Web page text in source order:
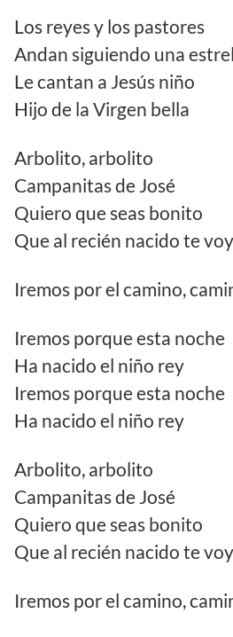
Los reyes y los pastores
Andan siguiendo una
Le cantan a Jesús niño
Hijo de la Virgen bella
Arbolito, arbolito
Campanitas de José
Quiero que seas bonito
Que al recién nacido te
Iremos por el camino,
Iremos porque esta noche
Ha nacido el niño rey
Iremos porque esta noche
Ha nacido el niño rey
Arbolito, arbolito
Campanitas de José
Quiero que seas bonito
Que al recién nacido te
Iremos por el camino,